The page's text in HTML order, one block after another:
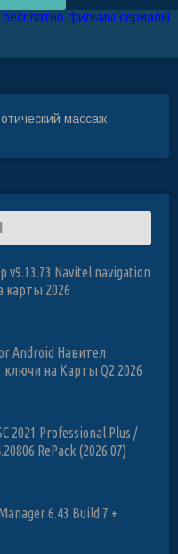
массаж
v9.13.73 Navitel navigation
карты 2026
Android Навител
ключи на Карты Q2 2026
2021 Professional Plus /
RePack (2026.07)
6.43 Build 7 +